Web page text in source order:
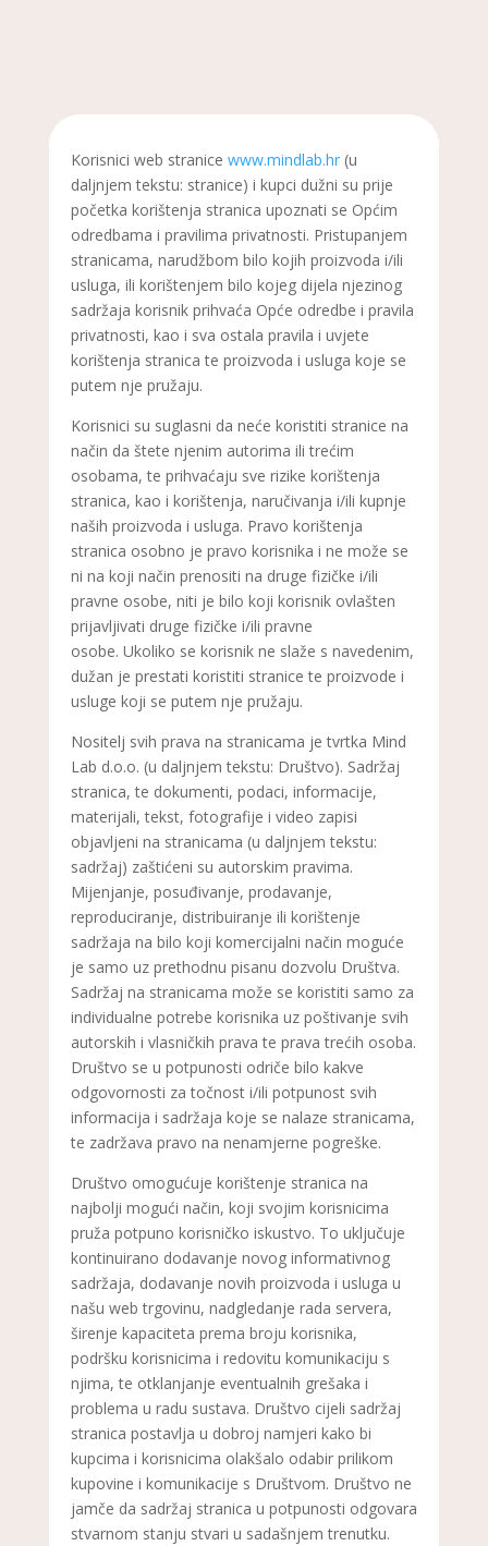
Korisnici web stranice www.mindlab.hr(u
daljnjem tekstu: stranice) i kupci dužni su prije
početka korištenja stranica upoznati se Općim
odredbama i pravilima privatnosti. Pristupanjem
stranicama, narudžbom bilo kojih proizvoda i/ili
usluga, ili korištenjem bilo kojeg dijela njezinog
sadržaja korisnik prihvaća Opće odredbe i pravila
privatnosti, kao i sva ostala pravila i uvjete
korištenja stranica te proizvoda i usluga koje se
putem nje pružaju.
Korisnici su suglasni da neće koristiti stranice na
način da štete njenim autorima ili trećim
osobama, te prihvaćaju sve rizike korištenja
stranica, kao i korištenja, naručivanja i/ili kupnje
naših proizvoda i usluga. Pravo korištenja
stranica osobno je pravo korisnika i ne može se
ni na koji način prenositi na druge fizičke i/ili
pravne osobe, niti je bilo koji korisnik ovlašten
prijavljivati druge fizičke i/ili pravne
osobe. Ukoliko se korisnik ne slaže s navedenim,
dužan je prestati koristiti stranice te proizvode i
usluge koji se putem nje pružaju.
Nositelj svih prava na stranicama je tvrtka Mind
Lab d.o.o. (u daljnjem tekstu: Društvo). Sadržaj
stranica, te dokumenti, podaci, informacije,
materijali, tekst, fotografije i video zapisi
objavljeni na stranicama (u daljnjem tekstu:
sadržaj) zaštićeni su autorskim pravima.
Mijenjanje, posuđivanje, prodavanje,
reproduciranje, distribuiranje ili korištenje
sadržaja na bilo koji komercijalni način moguće
je samo uz prethodnu pisanu dozvolu Društva.
Sadržaj na stranicama može se koristiti samo za
individualne potrebe korisnika uz poštivanje svih
autorskih i vlasničkih prava te prava trećih osoba.
Društvo se u potpunosti odriče bilo kakve
odgovornosti za točnost i/ili potpunost svih
informacija i sadržaja koje se nalaze stranicama,
te zadržava pravo na nenamjerne pogreške.
Društvo omogućuje korištenje stranica na
najbolji mogući način, koji svojim korisnicima
pruža potpuno korisničko iskustvo. To uključuje
kontinuirano dodavanje novog informativnog
sadržaja, dodavanje novih proizvoda i usluga u
našu web trgovinu, nadgledanje rada servera,
širenje kapaciteta prema broju korisnika,
podršku korisnicima i redovitu komunikaciju s
njima, te otklanjanje eventualnih grešaka i
problema u radu sustava. Društvo cijeli sadržaj
stranica postavlja u dobroj namjeri kako bi
kupcima i korisnicima olakšalo odabir prilikom
kupovine i komunikacije s Društvom. Društvo ne
jamče da sadržaj stranica u potpunosti odgovara
stvarnom stanju stvari u sadašnjem trenutku.